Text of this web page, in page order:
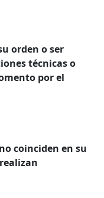
orden o ser
técnicas o
por el
coinciden en su